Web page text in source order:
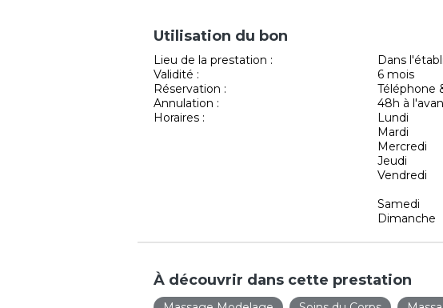
Utilisation du bon
Lieu de la prestation :
Dans
Validité :
6 mois
Réservation :
Téléphone
Annulation :
48h à
Horaires :
Lundi
Mardi
Mercredi
Jeudi
Vendredi
Samedi
Dimanche
À découvrir dans cette prestation